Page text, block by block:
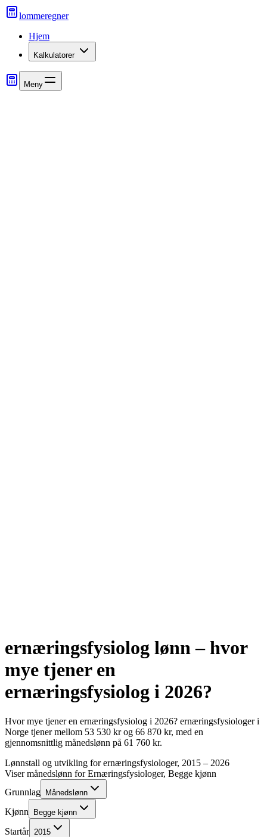
lommeregner
Hjem
Kalkulatorer
Meny
ernæringsfysiolog lønn – hvor
mye tjener en
ernæringsfysiolog i 2026?
Hvor mye tjener en ernæringsfysiolog i 2026? ernæringsfysiologeri
Norge tjener mellom 53 530 krog 66 870 kr, med en
gjennomsnittlig månedslønn på 61 760 kr.
Lønnstall og utvikling forernæringsfysiologer, 2015 – 2026
Viser månedslønn forErnæringsfysiologer, Begge kjønn
Grunnlag
Månedslønn
Kjønn Begge kjønn
Startår 2015